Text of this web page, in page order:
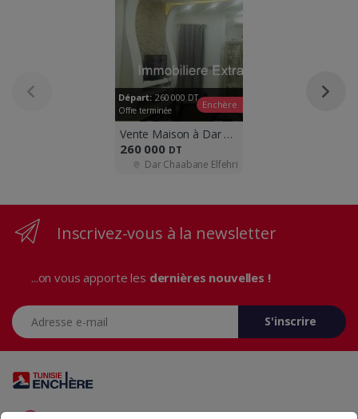
Départ: 260 000 DT
Offre terminée
Enchère
Vente Maison à Dar Chaâbane el fehri
260 000 DT
Dar Chaabane Elfehri
Inscrivez-vous à la newsletter
...on vous apporte les dernières nouvelles !
Adresse e-mail
S'inscrire
Vous avez des questions? Appelez-nous 24/7!